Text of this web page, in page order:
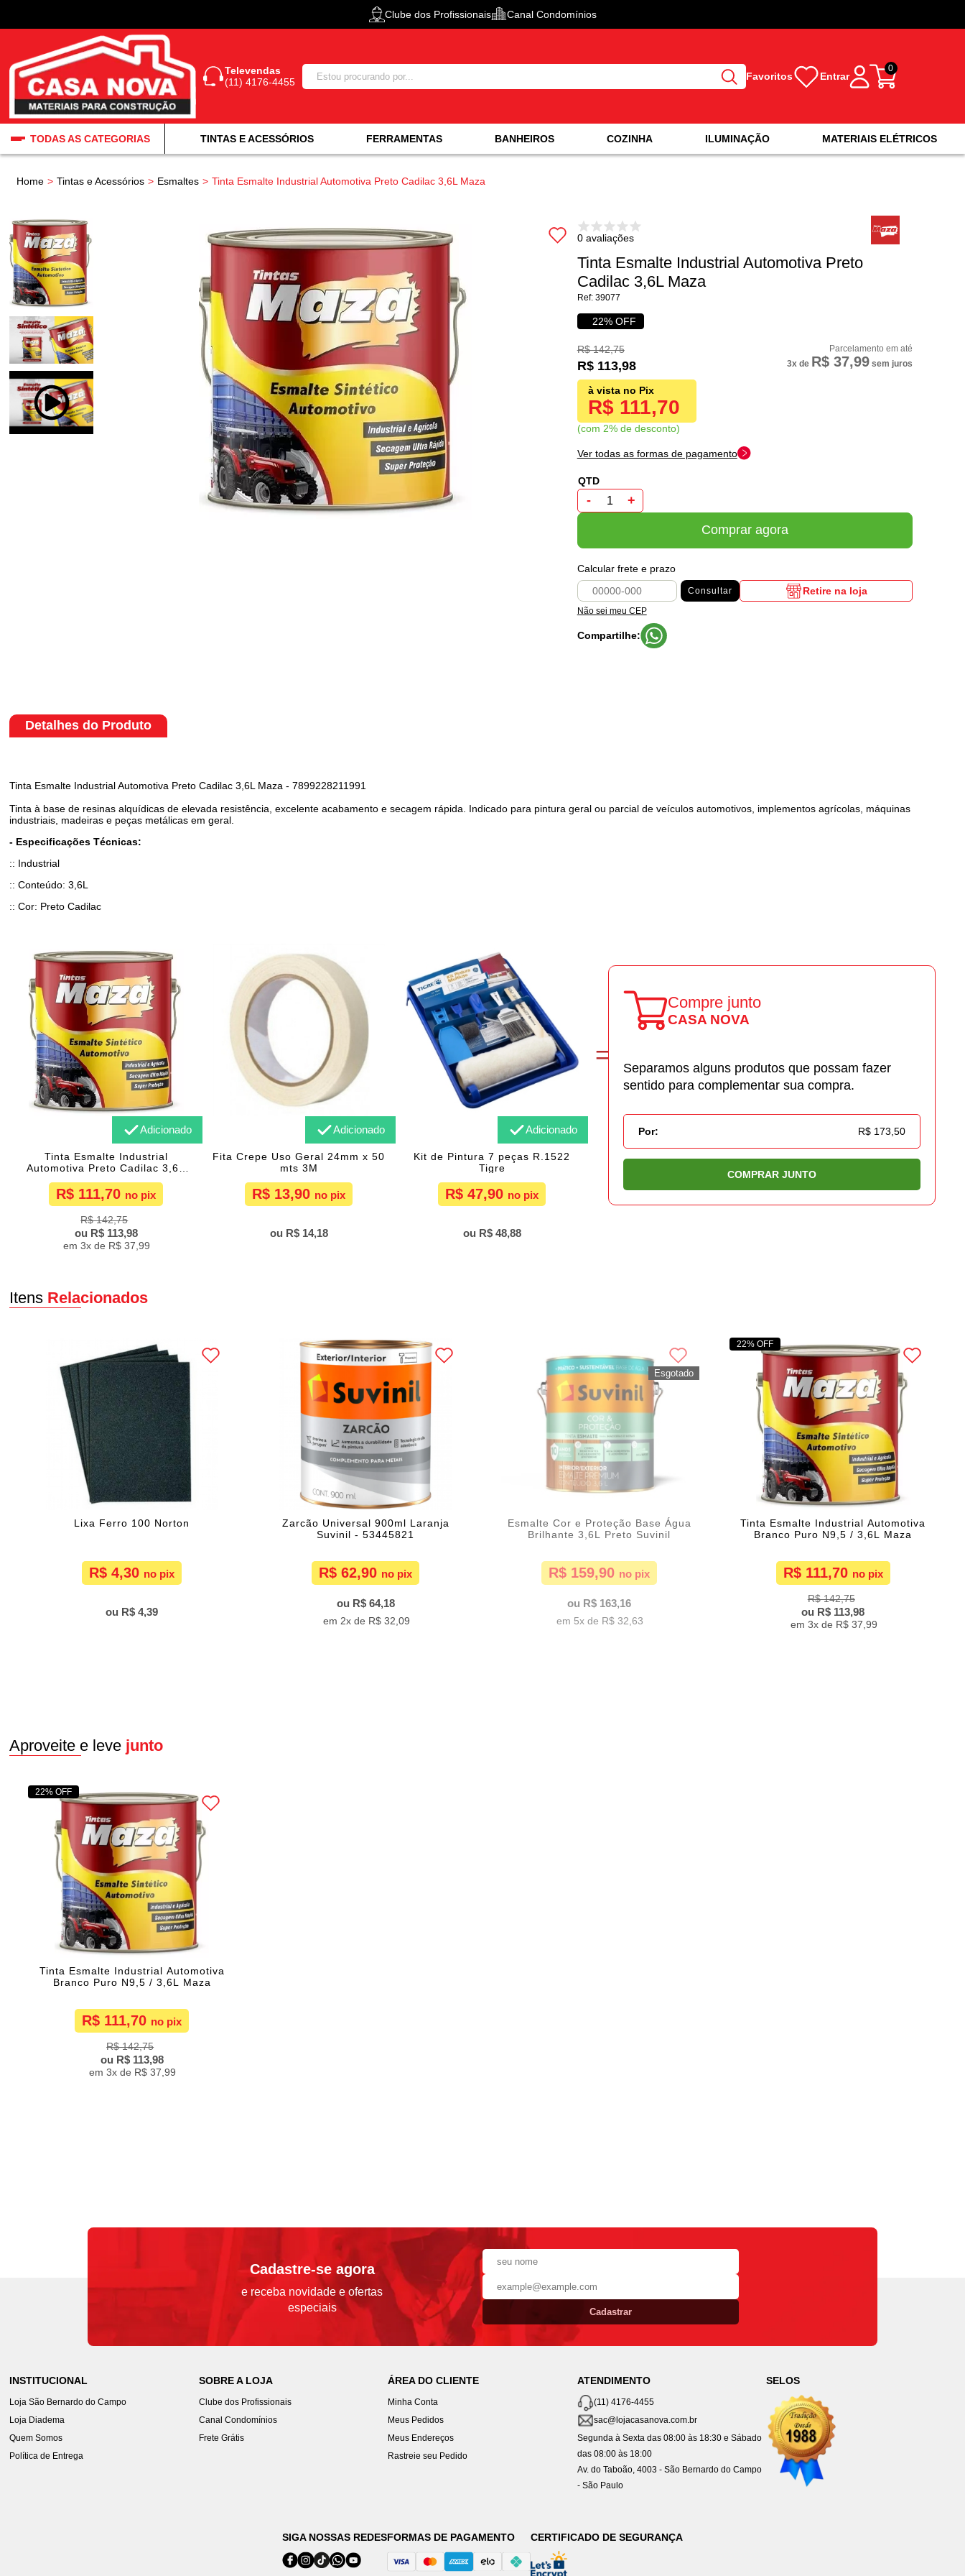
Clube dos Profissionais Canal Condomínios
Televendas
(11) 4176-4455
Favoritos Entrar
0
TODAS AS CATEGORIAS TINTAS E ACESSÓRIOS FERRAMENTAS BANHEIROS COZINHA ILUMINAÇÃO MATERIAIS ELÉTRICOS
Home Tintas e Acessórios Esmaltes Tinta Esmalte Industrial Automotiva Preto Cadilac 3,6L Maza
0 avaliações
Tinta Esmalte Industrial Automotiva Preto
Cadilac 3,6L Maza
39077
22% OFF
R$ 111,70
com 2% de desconto
R$ 142,75
R$ 113,98 3x de R$ 37,99sem juros
Ver todas as formas de pagamento
- +
Comprar agora
Calcular frete e prazo
Consultar
Não sei meu CEP
Retire na loja
Compartilhe:
Detalhes do Produto
Tinta Esmalte Industrial Automotiva Preto Cadilac 3,6L Maza - 7899228211991
Tinta à base de resinas alquídicas de elevada resistência, excelente acabamento e secagem rápida. Indicado para pintura geral ou parcial de veículos automotivos, implementos agrícolas, máquinas
industriais, madeiras e peças metálicas em geral.
- Especificações Técnicas:
:: Industrial
:: Conteúdo: 3,6L
:: Cor: Preto Cadilac
Tinta Esmalte Industrial
Automotiva Preto Cadilac 3,6L
R$ 111,70
R$ 142,75
R$ 113,98
3x de R$ 37,99
Adicionado
Fita Crepe Uso Geral 24mm x 50
mts 3M
R$ 13,90
R$ 14,18
Adicionado
Kit de Pintura 7 peças R.1522
Tigre
R$ 47,90
R$ 48,88
Adicionado
Compre junto
CASA NOVA
Separamos alguns produtos que possam fazer
sentido para complementar sua compra.
Por: R$ 173,50
COMPRAR JUNTO
Itens Relacionados
Lixa Ferro 100 Norton
R$ 4,30
R$ 4,39
Zarcão Universal 900ml Laranja
Suvinil - 53445821
R$ 62,90
R$ 64,18
2x de R$ 32,09
Esmalte Cor e Proteção Base Água
Brilhante 3,6L Preto Suvinil
R$ 159,90
R$ 163,16
5x de R$ 32,63
22% OFF
Tinta Esmalte Industrial Automotiva
Branco Puro N9,5 / 3,6L Maza
R$ 111,70
R$ 142,75
R$ 113,98
3x de R$ 37,99
Aproveite e leve junto
22% OFF
Tinta Esmalte Industrial Automotiva
Branco Puro N9,5 / 3,6L Maza
R$ 111,70
R$ 142,75
R$ 113,98
3x de R$ 37,99
Cadastre-se agora
e receba novidade e ofertas
especiais
Cadastrar
INSTITUCIONAL
Loja São Bernardo do Campo
Loja Diadema
Quem Somos
Política de Entrega
SOBRE A LOJA
Clube dos Profissionais
Canal Condomínios
Frete Grátis
ÁREA DO CLIENTE
Minha Conta
Meus Pedidos
Meus Endereços
Rastreie seu Pedido
ATENDIMENTO
(11) 4176-4455
sac@lojacasanova.com.br
Segunda à Sexta das 08:00 às 18:30 e Sábado
das 08:00 às 18:00
Av. do Taboão, 4003 - São Bernardo do Campo
- São Paulo
SELOS
SIGA NOSSAS REDESFORMAS DE PAGAMENTO CERTIFICADO DE SEGURANÇA